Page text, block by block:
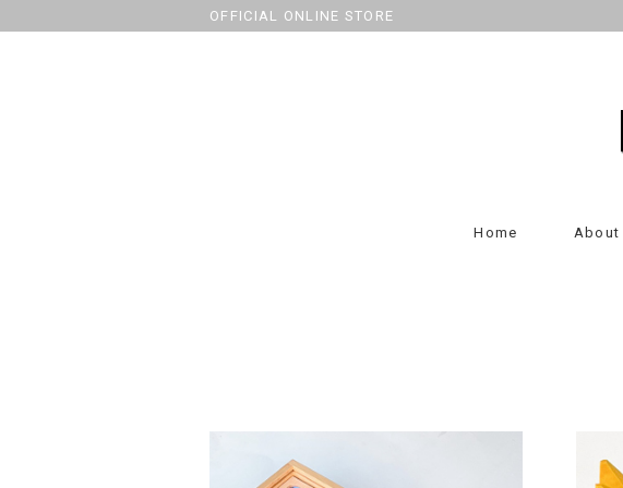
OFFICIAL ONLINE STORE
Home About